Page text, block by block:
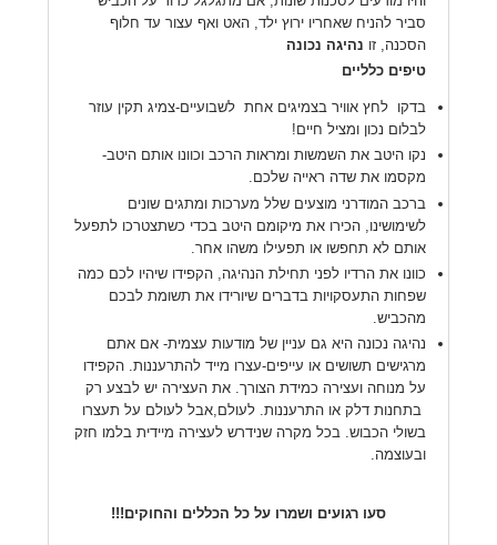
סביר להניח שאחריו ירוץ ילד, האט ואף עצור עד חלוף
הסכנה, זו נהיגה נכונה
טיפים כלליים
בדקו לחץ אוויר בצמיגים אחת לשבועיים-צמיג תקין עוזר
לבלום נכון ומציל חיים!
נקו היטב את השמשות ומראות הרכב וכוונו אותם היטב-
מקסמו את שדה ראייה שלכם.
ברכב המודרני מוצעים שלל מערכות ומתגים שונים
לשימושינו, הכירו את מיקומם היטב בכדי כשתצטרכו לתפעל
אותם לא תחפשו או תפעילו משהו אחר.
כוונו את הרדיו לפני תחילת הנהיגה, הקפידו שיהיו לכם כמה
שפחות התעסקויות בדברים שיורידו את תשומת לבכם
מהכביש.
נהיגה נכונה היא גם עניין של מודעות עצמית- אם אתם
מרגישים תשושים או עייפים-עצרו מייד להתרעננות. הקפידו
על מנוחה ועצירה כמידת הצורך. את העצירה יש לבצע רק
בתחנות דלק או התרעננות. לעולם,אבל לעולם על תעצרו
בשולי הכבוש. בכל מקרה שנידרש לעצירה מיידית בלמו חזק
ובעוצמה.
סעו רגועים ושמרו על כל הכללים והחוקים!!!